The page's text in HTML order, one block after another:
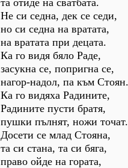
та отиде на сватбата.
Не си седна, дек се седи,
но си седна на вратата,
на вратата при децата.
Ка го видя бяло Раде,
засукна се, попригна се,
нагор-надол, па към Стоян.
Ка го видяха Радините,
Радините пусти братя,
пушки пълнят, ножи точат.
Досети се млад Стояна,
та си стана, та си бяга,
право ойде на гората,